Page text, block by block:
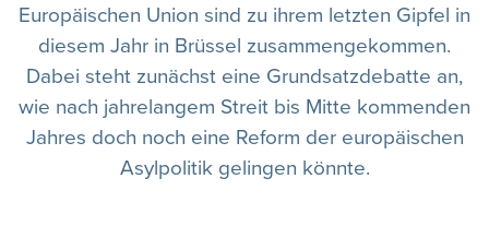
Europäischen Union sind zu ihrem letzten Gipfel in
diesem Jahr in Brüssel zusammengekommen.
Dabei steht zunächst eine Grundsatzdebatte an,
wie nach jahrelangem Streit bis Mitte kommenden
Jahres doch noch eine Reform der europäischen
Asylpolitik gelingen könnte.